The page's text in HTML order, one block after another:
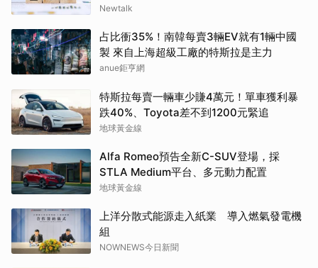
四
Newtalk
占比衝35%！南韓每賣3輛EV就有1輛中國
製 來自上海超級工廠的特斯拉是主力
anue鉅亨網
特斯拉每賣一輛車少賺4萬元！單車獲利暴
跌40%、Toyota差不到1200元緊追
地球黃金線
Alfa Romeo預告全新C-SUV登場，採
STLA Medium平台、多元動力配置
地球黃金線
上洋分散式能源走入紙業 導入燃氣發電機
組
NOWNEWS今日新聞